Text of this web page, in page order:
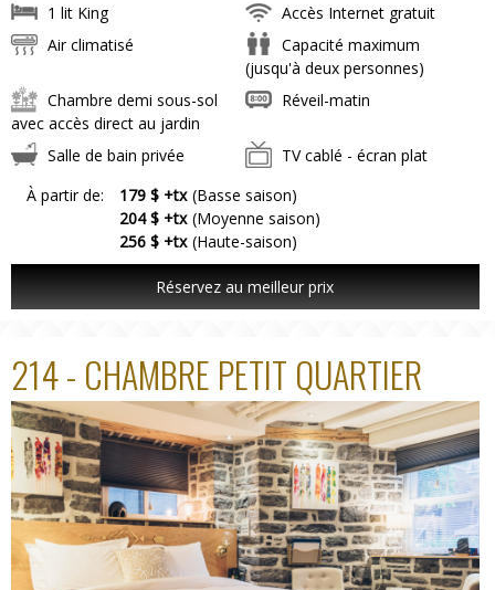
1 lit King
Accès Internet gratuit
Air climatisé
Capacité maximum
(jusqu'à deux personnes)
Chambre demi sous-sol
avec accès direct au jardin
Réveil-matin
Salle de bain privée
TV cablé - écran plat
À partir de:
179 $ +tx (Basse saison)
204 $ +tx (Moyenne saison)
256 $ +tx (Haute-saison)
Réservez au meilleur prix
214 - CHAMBRE PETIT QUARTIER